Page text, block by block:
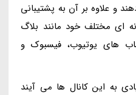
و علاوه بر آن به پشتیبانی
ای مختلف خود مانند بلاگ
های یوتیوب، فیسبوک و
به این کانال ها می آیند